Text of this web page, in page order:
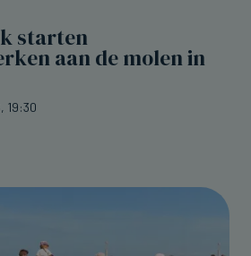
starten
aan de molen in
19:30